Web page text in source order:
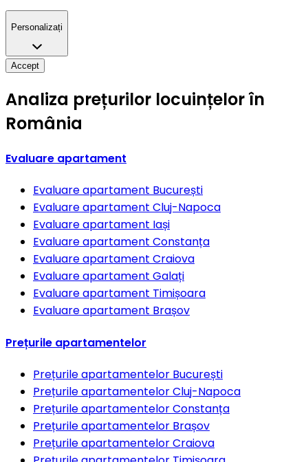
Personalizați
Accept
Analiza prețurilor locuințelor în
România
Evaluare apartament
Evaluare apartament București
Evaluare apartament Cluj-Napoca
Evaluare apartament Iași
Evaluare apartament Constanța
Evaluare apartament Craiova
Evaluare apartament Galați
Evaluare apartament Timișoara
Evaluare apartament Brașov
Prețurile apartamentelor
Prețurile apartamentelor București
Prețurile apartamentelorCluj-Napoca
Prețurile apartamentelorConstanța
Prețurile apartamentelor Brașov
Prețurile apartamentelorCraiova